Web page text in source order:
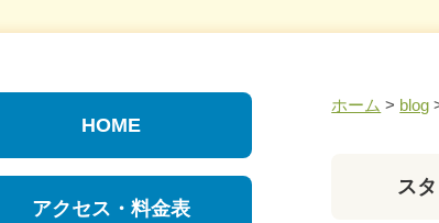
ホーム > blog
ス
HOME
アクセス・料金表